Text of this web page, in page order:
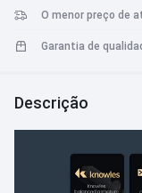
Emparelhamento
Interruptor
O menor preço de
Garantia de
Descrição